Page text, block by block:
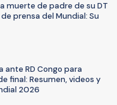
muerte de padre de su DT
prensa del Mundial: Su
ante RD Congo para
final: Resumen, videos y
2026